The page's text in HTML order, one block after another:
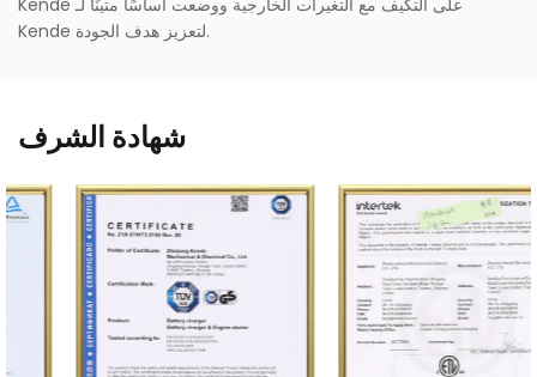
Kende على التكيف مع التغيرات الخارجية ووضعت أساسًا متينًا لـ
Kende لتعزيز هدف الجودة.
شهادة الشرف